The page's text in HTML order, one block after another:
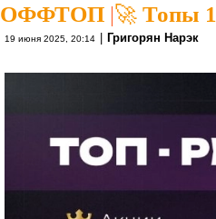
ОФФТОП |🚀 Топы
19 июня 2025, 20:14 | Григорян Нарэк